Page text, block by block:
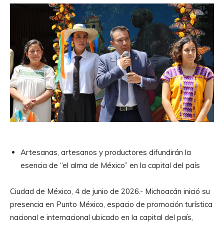
Artesanas, artesanos y productores difundirán la
esencia de “el alma de México” en la capital del país
Ciudad de México, 4 de junio de 2026.- Michoacán inició su
presencia en Punto México, espacio de promoción turística
nacional e internacional ubicado en la capital del país,